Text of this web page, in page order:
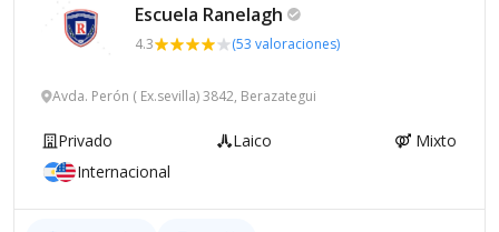
Escuela Ranelagh
4.3 (53 valoraciones)
Avda. Perón ( Ex.sevilla) 3842, Berazategui
Privado Laico
Mixto
Internacional